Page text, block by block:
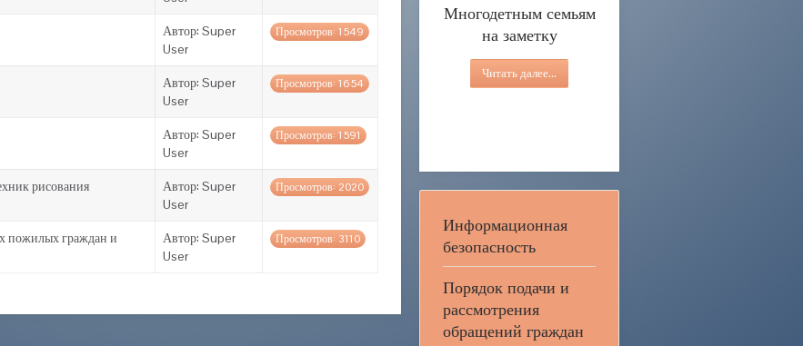
Автор: Super
User
Просмотров: 1549
Автор: Super
User
Просмотров: 1654
Автор: Super
User
Просмотров: 1591
рисования
Автор: Super
User
Просмотров: 2020
пожилых граждан и
Автор: Super
User
Просмотров: 3110
Многодетным семьям
на заметку
Читать далее...
Информационная
безопасность
Порядок подачи и
рассмотрения
обращений граждан